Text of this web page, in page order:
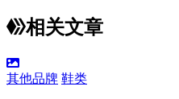
相关文章
其他品牌 鞋类